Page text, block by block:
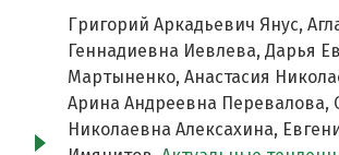
Григорий Аркадьевич Янус,
Геннадиевна Иевлева, Дарья
Мартыненко, Анастасия
Арина Андреевна Перевалова,
Николаевна Алексахина,